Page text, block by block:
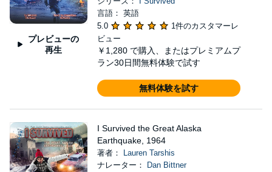
プレビューの
再生
言語： 英語
5.0
1件のカスタマーレ
ビュー
￥1,280 で購入、またはプレミアムプ
ラン30日間無料体験で試す
無料体験を試す
I Survived the Great Alaska
Earthquake, 1964
著者：
Lauren Tarshis
ナレーター：
Dan Bittner